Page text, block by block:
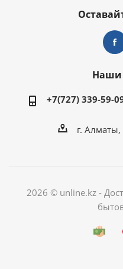
Наши
+7(727) 339-59-
г.
2026 © unline.kz -